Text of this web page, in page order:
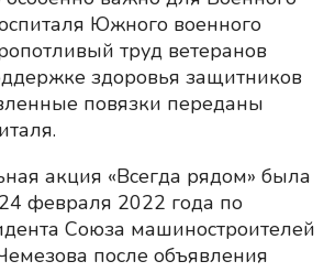
Южного военного
труд ветеранов
здоровья защитников
повязки переданы
акция «Всегда рядом» была
февраля 2022 года по
Союза машиностроителей
после объявления